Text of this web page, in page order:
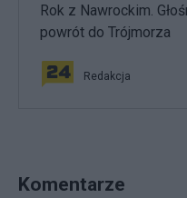
Rok z Nawrockim.
powrót do Trójmorza
Redakcja
Komentarze